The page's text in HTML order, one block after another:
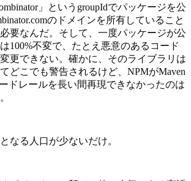
」というgroupIdでパッケージを公
のドメインを所有していること
要なんだ。そして、一度パッケージが公
100%不変で、たとえ悪意のあるコード
更できない。確かに、そのライブラリは
どこでも警告されるけど、NPMがMaven
ドレールを長い間再現できなかったのは
なる人口が少ないだけ。